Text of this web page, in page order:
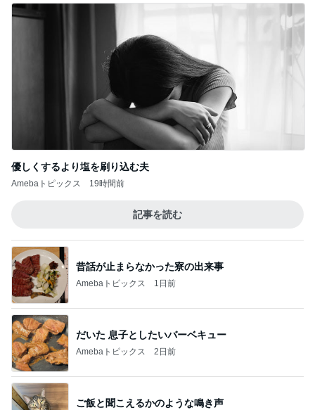
優しくするより塩を刷り込む夫
Amebaトピックス 19時間前
記事を読む
昔話が止まらなかった寮の出来事
Amebaトピックス 1日前
だいた 息子としたいバーベキュー
Amebaトピックス 2日前
ご飯と聞こえるかのような鳴き声